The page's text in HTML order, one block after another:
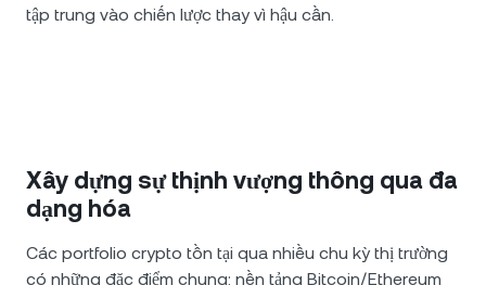
tập trung vào chiến lược thay vì hậu cần.
Xây dựng sự thịnh vượng thông qua đa
dạng hóa
Các portfolio crypto tồn tại qua nhiều chu kỳ thị trường
có những đặc điểm chung: nền tảng Bitcoin/Ethereum